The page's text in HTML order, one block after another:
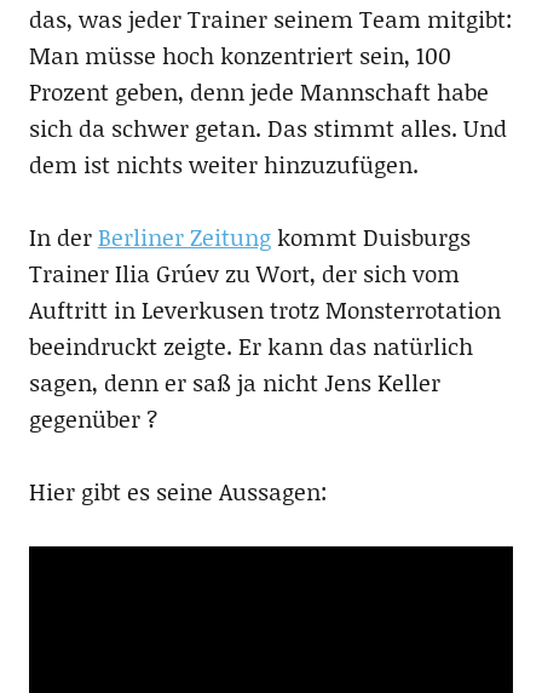
das, was jeder Trainer seinem Team mitgibt:
Man müsse hoch konzentriert sein, 100
Prozent geben, denn jede Mannschaft habe
sich da schwer getan. Das stimmt alles. Und
dem ist nichts weiter hinzuzufügen.
In derBerliner Zeitungkommt Duisburgs
Trainer Ilia Grúev zu Wort, der sich vom
Auftritt in Leverkusen trotz Monsterrotation
beeindruckt zeigte. Er kann das natürlich
sagen, denn er saß ja nicht Jens Keller
gegenüber ?
Hier gibt es seine Aussagen: